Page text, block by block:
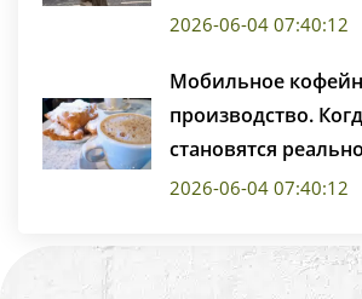
2026-06-04 07:40:12
Мобильное
производство.
становятся
2026-06-04 07:40:12